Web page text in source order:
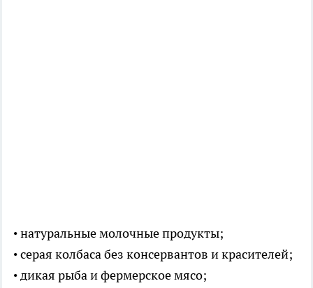
• натуральные молочные продукты;
• серая колбаса без консервантов и красителей;
• дикая рыба и фермерское мясо;